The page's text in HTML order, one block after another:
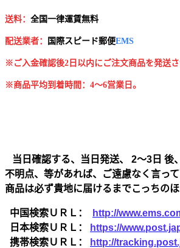
送料： 全国一律運賃無料
配送業者： 国 際スピード郵便EMS
※ご入金確認後2日以内にご注文商品を発送さ
※商品平均到着時間：4～6営業日。
当日確認する、当日発送、 2～3日
不明点、等があれば、ご遠慮なく言
商品は必ず貴地に届けるまでこっちの
中国検索ＵＲＬ：
http://
日本検索ＵＲＬ：
https://
携帯検索ＵＲＬ：
http://